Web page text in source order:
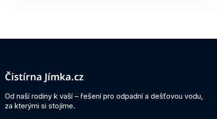
Z
Čistírna Jímka.cz
Od naší rodiny k vaší – řešení pro odpadní a dešťovou vodu,
za kterými si stojíme.